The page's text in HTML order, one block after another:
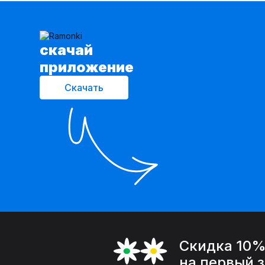
cкачай
приложение
Скачать
Скидка 10%